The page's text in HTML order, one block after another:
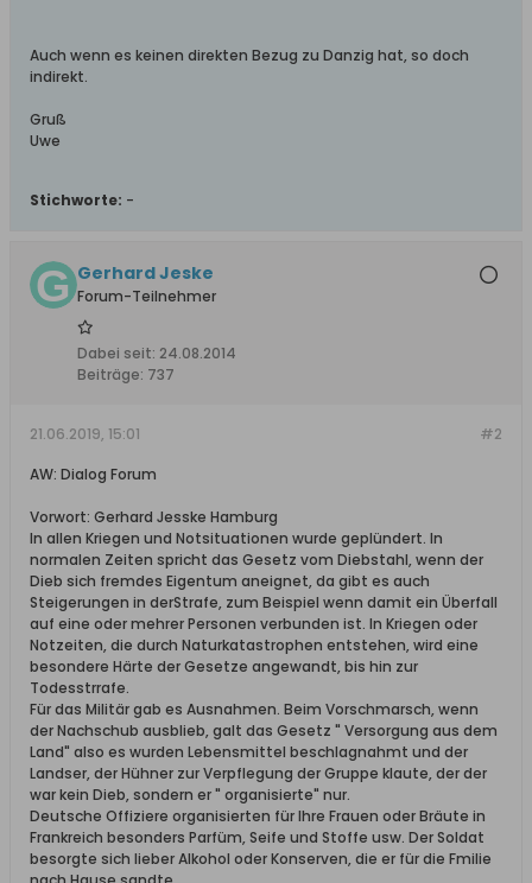
Auch wenn es keinen direkten Bezug zu Danzig hat, so doch
indirekt.
Gruß
Uwe
Stichworte: -
Gerhard Jeske
Forum-Teilnehmer
Dabei seit: 24.08.2014
Beiträge: 737
#2
21.06.2019, 15:01
AW: Dialog Forum
Vorwort: Gerhard Jesske Hamburg
In allen Kriegen und Notsituationen wurde geplündert. In
normalen Zeiten spricht das Gesetz vom Diebstahl, wenn der
Dieb sich fremdes Eigentum aneignet, da gibt es auch
Steigerungen in derStrafe, zum Beispiel wenn damit ein Überfall
auf eine oder mehrer Personen verbunden ist. In Kriegen oder
Notzeiten, die durch Naturkatastrophen entstehen, wird eine
besondere Härte der Gesetze angewandt, bis hin zur
Todesstrrafe.
Für das Militär gab es Ausnahmen. Beim Vorschmarsch, wenn
der Nachschub ausblieb, galt das Gesetz " Versorgung aus dem
Land" also es wurden Lebensmittel beschlagnahmt und der
Landser, der Hühner zur Verpflegung der Gruppe klaute, der der
war kein Dieb, sondern er " organisierte" nur.
Deutsche Offiziere organisierten für Ihre Frauen oder Bräute in
Frankreich besonders Parfüm, Seife und Stoffe usw. Der Soldat
besorgte sich lieber Alkohol oder Konserven, die er für die Fmilie